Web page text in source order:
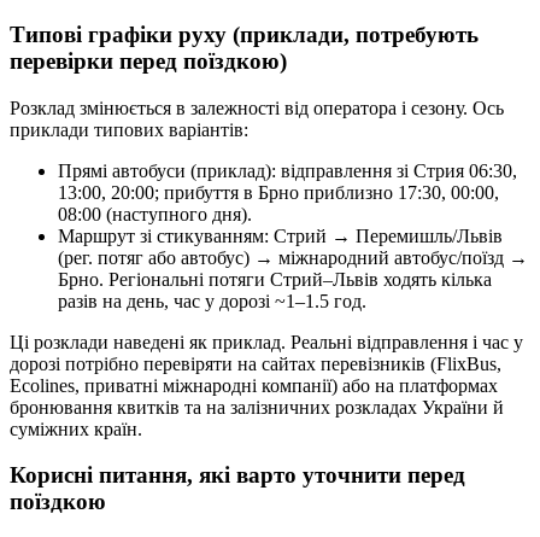
Типові графіки руху (приклади, потребують
перевірки перед поїздкою)
Розклад змінюється в залежності від оператора і сезону. Ось
приклади типових варіантів:
Прямі автобуси (приклад): відправлення зі Стрия 06:30,
13:00, 20:00; прибуття в Брно приблизно 17:30, 00:00,
08:00 (наступного дня).
Маршрут зі стикуванням: Стрий → Перемишль/Львів
(рег. потяг або автобус) → міжнародний автобус/поїзд →
Брно. Регіональні потяги Стрий–Львів ходять кілька
разів на день, час у дорозі ~1–1.5 год.
Ці розклади наведені як приклад. Реальні відправлення і час у
дорозі потрібно перевіряти на сайтах перевізників (FlixBus,
Ecolines, приватні міжнародні компанії) або на платформах
бронювання квитків та на залізничних розкладах України й
суміжних країн.
Корисні питання, які варто уточнити перед
поїздкою